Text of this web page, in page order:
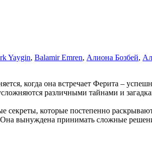
Yaygin, Balamir Emren, Алиона Бозбей,
когда она встречает Ферита –
различными тайнами и
которые постепенно
вынуждена принимать сложные